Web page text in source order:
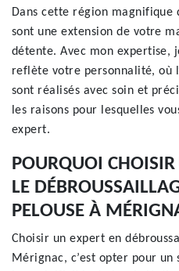
Dans cette région magnifique
sont une extension de votre
détente. Avec mon expertise,
reflète votre personnalité, où
sont réalisés avec soin et
les raisons pour lesquelles
expert.
POURQUOI
LE
PELOUSE À
Choisir un expert en
Mérignac, c’est opter pour